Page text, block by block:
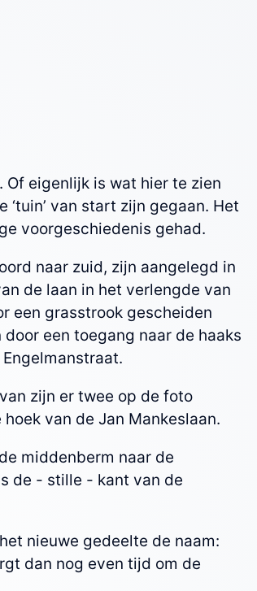
eigenlijk is wat hier te zien
van start zijn gegaan. Het
voorgeschiedenis gehad.
naar zuid, zijn aangelegd in
de laan in het verlengde van
een grasstrook gescheiden
een toegang naar de haaks
zijn er twee op de foto
van de Jan Mankeslaan.
middenberm naar de
de - stille - kant van de
nieuwe gedeelte de naam:
dan nog even tijd om de